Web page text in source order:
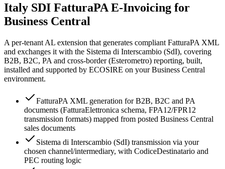
Italy SDI FatturaPA E-Invoicing for
Business Central
A per-tenant AL extension that generates compliant FatturaPA XML
and exchanges it with the Sistema di Interscambio (SdI), covering
B2B, B2C, PA and cross-border (Esterometro) reporting, built,
installed and supported by ECOSIRE on your Business Central
environment.
FatturaPA XML generation for B2B, B2C and PA
documents (FatturaElettronica schema, FPA12/FPR12
transmission formats) mapped from posted Business Central
sales documents
Sistema di Interscambio (SdI) transmission via your
chosen channel/intermediary, with CodiceDestinatario and
PEC routing logic